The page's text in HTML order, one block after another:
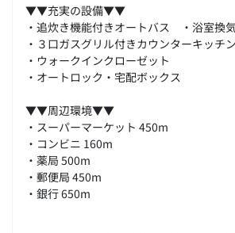
▼▼充実の設備▼▼
・追炊き機能付きオートバス ・浴室換
・３口ガスグリル付きカウンターキッチン
・ウォークインクローゼット
・オートロック・宅配ボックス
▼▼周辺環境▼▼
・スーパーマーケット 450m
・コンビニ 160m
・薬局 500m
・郵便局 450m
・銀行 650m